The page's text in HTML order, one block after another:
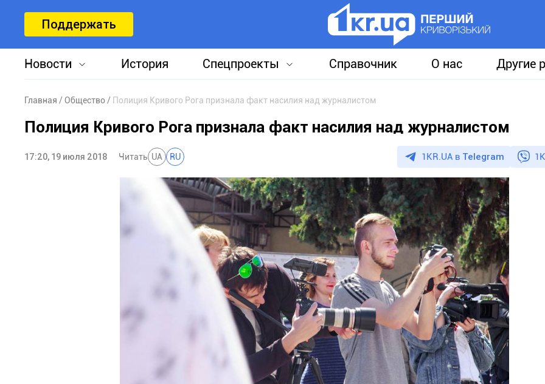
Поддержать
Новости История Спецпроекты Справочник О нас Другие
Главная Общество Полиция Кривого Рога признала факт насилия над журналистом
Полиция Кривого Рога признала факт насилия над журналистом
17:20, 19 июля 2018 Читать UA RU 1KR.UA в Telegram